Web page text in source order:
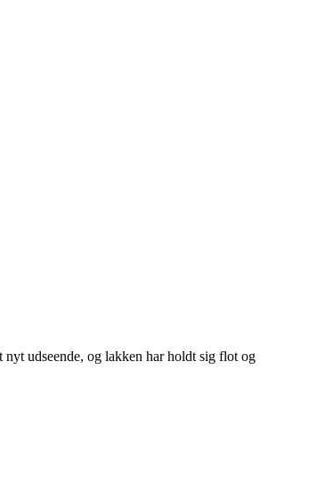
udseende, og lakken har holdt sig flot og